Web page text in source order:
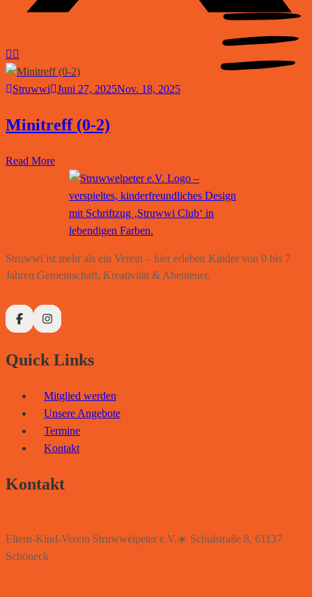
Struwwi Juni 27, 2025Nov. 18, 2025
Minitreff (0-2)
Read More
Struwwi ist mehr als ein Verein – hier erleben Kinder von 0 bis 7
Jahren Gemeinschaft, Kreativität & Abenteuer.
Quick Links
Mitglied werden
Unsere Angebote
Termine
Kontakt
Kontakt
Eltern-Kind-Verein Struwwelpeter e.V.☀️ Schulstraße 8, 61137
Schöneck